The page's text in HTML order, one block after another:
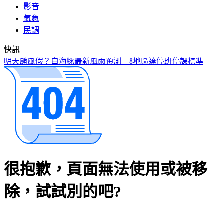
影音
氣象
民調
快訊
明天颱風假？白海豚最新風雨預測 8地區達停班停課標準
很抱歉，頁面無法使用或被移
除，試試別的吧?